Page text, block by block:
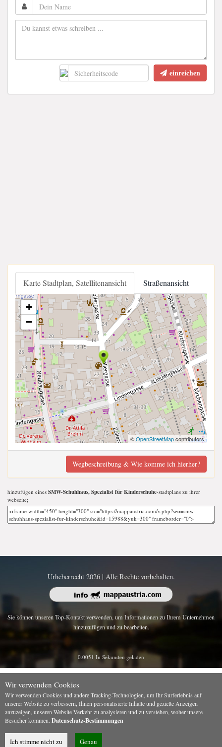
einreichen
Karte Stadtplan, Satellitenansicht Straßenansicht
+
−
©OpenStreetMapcontributors
Wegbeschreibung & Wie komme ich hierher?
hinzufügen eines SMW-Schuhhaus, Spezialist für Kinderschuhe-stadtplans zu ihrer
webseite;
Urheberrecht 2026 | Alle Rechte vorbehalten.
Sie können unseren Top-Kontakt verwenden, um Informationen zu Ihrem Unternehmen
hinzuzufügen und zu bearbeiten.
0.0051 In Sekunden geladen
Wir verwenden Cookies
Wir verwenden Cookies und andere Tracking-Technologien, um Ihr Surferlebnis auf
unserer Website zu verbessern, Ihnen personalisierte Inhalte und gezielte Anzeigen
anzuzeigen, unseren Website-Verkehr zu analysieren und zu verstehen, woher unsere
Besucher kommen. Datenschutz-Bestimmungen
Ich stimme nicht zu Genau